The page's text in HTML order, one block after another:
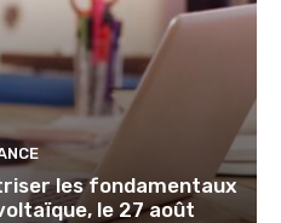
les fondamentaux
le 27 août